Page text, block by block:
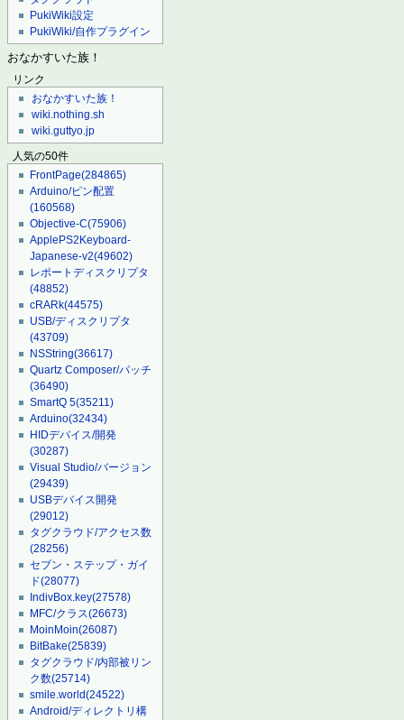
PukiWiki設定
PukiWiki/自作プラグイン
おなかすいた族！
リンク
おなかすいた族！
wiki.nothing.sh
wiki.guttyo.jp
人気の50件
FrontPage(284865)
Arduino/ピン配置
(160568)
Objective-C(75906)
ApplePS2Keyboard-
Japanese-v2(49602)
レポートディスクリプタ
(48852)
cRARk(44575)
USB/ディスクリプタ
(43709)
NSString(36617)
Quartz Composer/パッチ
(36490)
SmartQ 5(35211)
Arduino(32434)
HIDデバイス/開発
(30287)
Visual Studio/バージョン
(29439)
USBデバイス開発
(29012)
タグクラウド/アクセス数
(28256)
セブン・ステップ・ガイ
ド(28077)
IndivBox.key(27578)
MFC/クラス(26673)
MoinMoin(26087)
BitBake(25839)
タグクラウド/内部被リン
ク数(25714)
smile.world(24522)
Android/ディレクトリ構